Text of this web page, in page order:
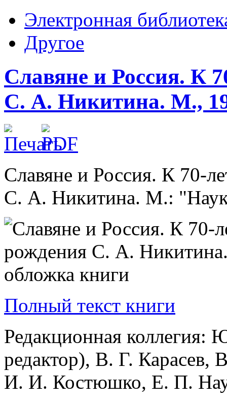
Электронная
Другое
Славяне и Россия. К
С. А. Никитина. М.,
Славяне и Россия. К 70-
С. А. Никитина. М.:
Полный текст книги
Редакционная коллегия:
редактор), В. Г. Карасев,
И. И. Костюшко, Е. П.